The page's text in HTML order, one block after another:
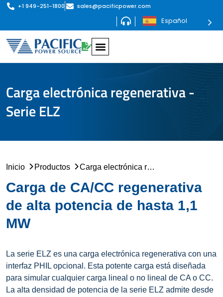
+1 949-251-1800 sales@pacificpower.com
Español
Carga electrónica regenerativa -
Serie ELZ
Inicio Productos Carga electrónica regenerativa - Serie ELZ
Carga de CA/CC regenerativa
de alta potencia de hasta 1,1
MW
La serie ELZ es una carga electrónica regenerativa con una
interfaz PHIL opcional. Esta potente carga está diseñada
para simular cualquier carga lineal o no lineal de CA o CC.
La alta densidad de potencia de la serie ELZ admite desde